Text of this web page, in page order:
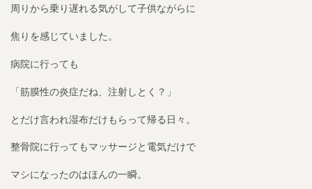
周りから乗り遅れる気がして子供ながらに
焦りを感じていました。
病院に行っても
「筋膜性の炎症だね、注射しとく？」
とだけ言われ湿布だけもらって帰る日々。
整骨院に行ってもマッサージと電気だけで
マシになったのはほんの一瞬。